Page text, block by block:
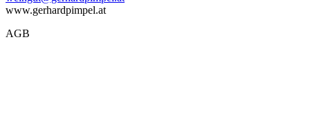
www.gerhardpimpel.at
AGB